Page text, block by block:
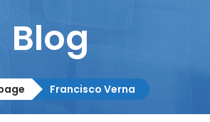
Blog
Francisco Verna